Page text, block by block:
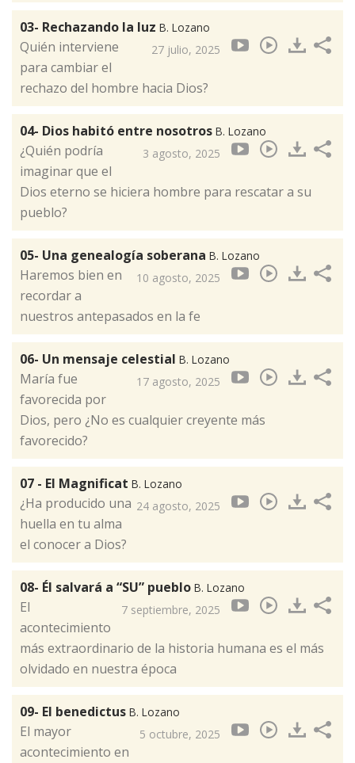
03- Rechazando la luz B. Lozano
27 julio, 2025
Quién interviene
para cambiar el
rechazo del hombre hacia Dios?
04- Dios habitó entre nosotros B. Lozano
3 agosto, 2025
¿Quién podría
imaginar que el
Dios eterno se hiciera hombre para rescatar a su
pueblo?
05- Una genealogía soberana B. Lozano
10 agosto, 2025
Haremos bien en
recordar a
nuestros antepasados en la fe
06- Un mensaje celestial B. Lozano
17 agosto, 2025
María fue
favorecida por
Dios, pero ¿No es cualquier creyente más
favorecido?
07 - El Magnificat B. Lozano
24 agosto, 2025
¿Ha producido una
huella en tu alma
el conocer a Dios?
08- Él salvará a “SU” pueblo B. Lozano
7 septiembre, 2025
El
acontecimiento
más extraordinario de la historia humana es el más
olvidado en nuestra época
09- El benedictus B. Lozano
5 octubre, 2025
El mayor
acontecimiento en